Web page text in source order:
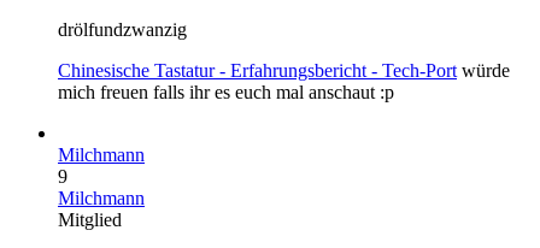
drölfundzwanzig
Chinesische Tastatur - Erfahrungsbericht - Tech-Port würde
mich freuen falls ihr es euch mal anschaut :p
Milchmann
9
Milchmann
Mitglied